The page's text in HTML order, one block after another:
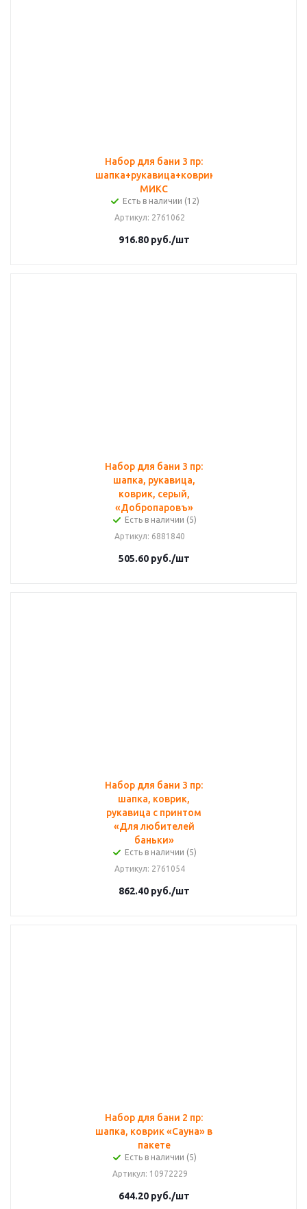
Набор для бани 3 пр:
шапка+рукавица+коврик
МИКС
Есть в наличии (12)
Артикул: 2761062
916.80руб./шт
Набор для бани 3 пр:
шапка, рукавица,
коврик, серый,
«Добропаровъ»
Есть в наличии (5)
Артикул: 6881840
505.60руб./шт
Набор для бани 3 пр:
шапка, коврик,
рукавица с принтом
«Для любителей
баньки»
Есть в наличии (5)
Артикул: 2761054
862.40руб./шт
Набор для бани 2 пр:
шапка, коврик «Сауна» в
пакете
Есть в наличии (5)
Артикул: 10972229
644.20руб./шт